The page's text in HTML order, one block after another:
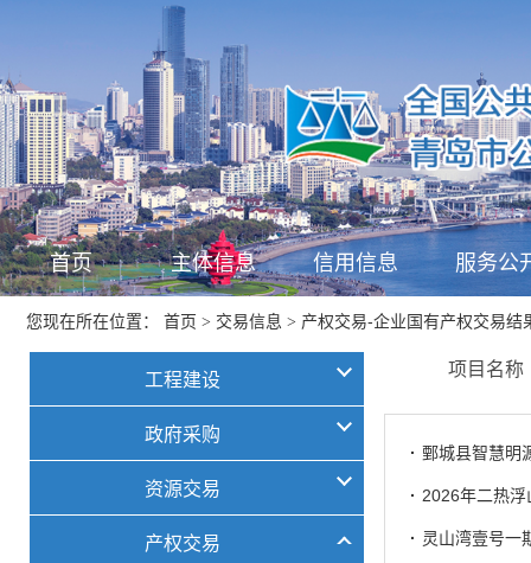
首页 主体信息 信用信息 服务公
您现在所在位置： 首页 > 交易信息 > 产权交易-企业国有产权交易结
工程建设
政府采购
资源交易
产权交易
项目名
· 鄄城县智慧明
· 2026年二热
· 灵山湾壹号一